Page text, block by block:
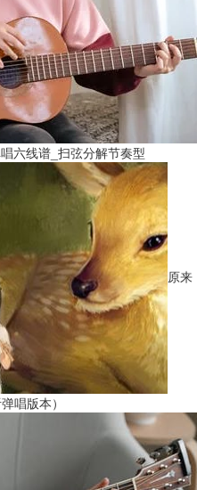
六线谱_扫弦分解节奏型
原来
唱版本）